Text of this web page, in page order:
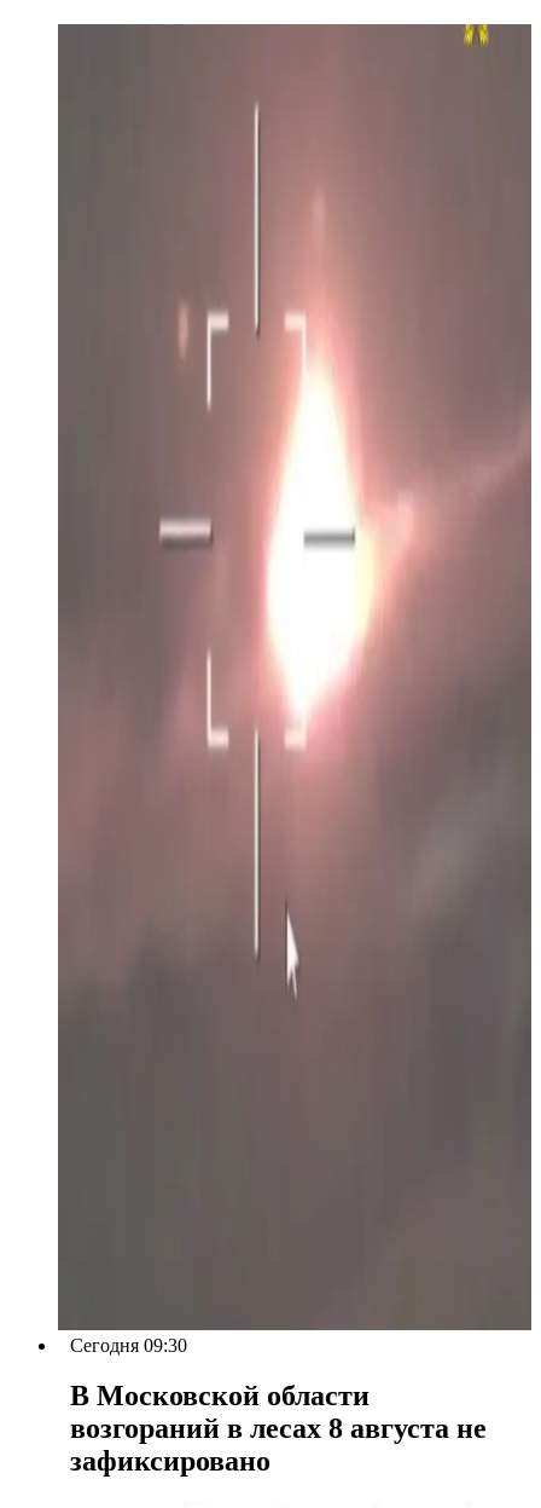
Сегодня 09:30
В Московской области
возгораний в лесах 8 августа не
зафиксировано